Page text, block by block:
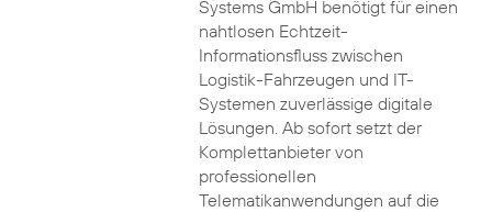
Systems GmbH benötigt für einen
nahtlosen Echtzeit-
Informationsfluss zwischen
Logistik-Fahrzeugen und IT-
Systemen zuverlässige digitale
Lösungen. Ab sofort setzt der
Komplettanbieter von
professionellen
Telematikanwendungen auf die